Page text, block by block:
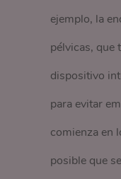
ejemplo, la
pélvicas, que
dispositivo
para evitar
comienza en
posible que